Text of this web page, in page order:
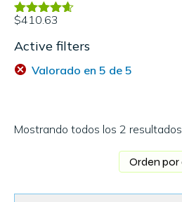
Valorado
5
$410.63
Active filters
Valorado en 5 de 5
Mostrando todos los 2 resultados